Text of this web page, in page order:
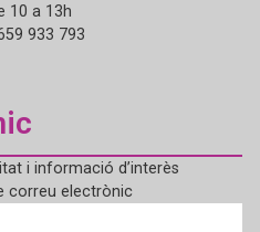
10 a 13h
933 793
i informació d’interès
correu electrònic